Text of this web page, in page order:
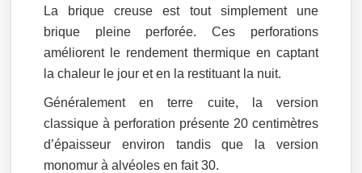
La brique creuse est tout simplement une
brique pleine perforée. Ces perforations
améliorent le rendement thermique en captant
la chaleur le jour et en la restituant la nuit.
Généralement en terre cuite, la version
classique à perforation présente 20 centimètres
d’épaisseur environ tandis que la version
monomur à alvéoles en fait 30.